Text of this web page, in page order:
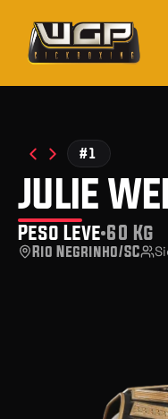
#1
julie
Peso Leve 60 Kg
Rio Negrinho/SC